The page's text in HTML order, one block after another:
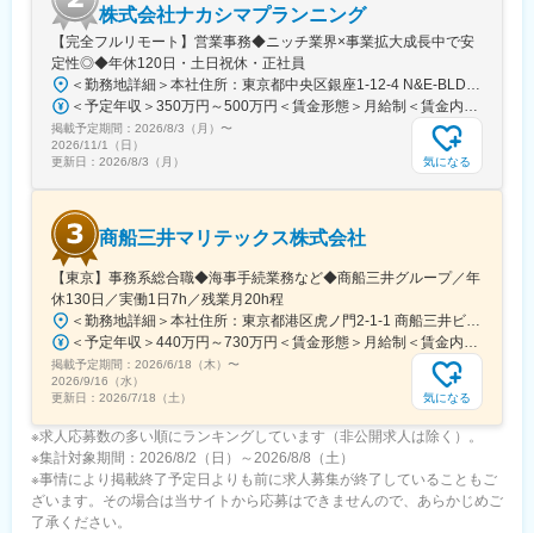
の居住が不要となり、認定期間中、在宅勤務を基本として日本国
内で居住地選択が可能となる制度です。なお、所属オフィス圏内
の在住者、海外からのリモートワークは制度対象外です。
変更の範囲：会社の定める業務
株式会社ナカシマプランニング
【完全フルリモート】営業事務◆ニッチ業界×事業拡大成長中で安
定性◎◆年休120日・土日祝休・正社員
＜勤務地詳細＞本社住所：東京都中央区銀座1-12-4 N&E-BLD.7階受動喫煙対策：屋内全面禁煙変更の範囲：会社の定める事業所
＜予定年収＞350万円～500万円＜賃金形態＞月給制＜賃金内訳＞月額（基本給）：220,000円～270,000円＜月給＞220,000円～270,000円＜昇給有無＞有＜残業手当＞有＜給与補足＞■賞与：あり■昇給：あり賃金はあくまでも目安の金額であり、選考を通じて上下する可能性があります。月給(月額)は固定手当を含めた表記です。
掲載予定期間： 2026/8/3（月） 〜
2026/11/1（日）
更新日： 2026/8/3（月） 気になる
商船三井マリテックス株式会社
【東京】事務系総合職◆海事手続業務など◆商船三井グループ／年
休130日／実働1日7h／残業月20h程
＜勤務地詳細＞本社住所：東京都港区虎ノ門2-1-1 商船三井ビル勤務地最寄駅：東京メトロ銀座線／虎ノ門駅受動喫煙対策：屋内全面禁煙変更の範囲：会社の定める事業所
＜予定年収＞440万円～730万円＜賃金形態＞月給制＜賃金内訳＞月額（基本給）：291,800円～487,000円＜月給＞291,800円～487,000円＜昇給有無＞有＜残業手当＞有＜給与補足＞※上記想定年収には賞与3ヶ月分を含みます。金額は目安の金額であり、これまでのご経験・スキル・現年収等を総合的に考慮し決定いたします。■昇給：年1回■賞与：3ヶ月分（前年度実績）賃金はあくまでも目安の金額であり、選考を通じて上下する可能性があります。月給(月額)は固定手当を含めた表記です。
掲載予定期間： 2026/6/18（木） 〜
2026/9/16（水）
更新日： 2026/7/18（土） 気になる
※求人応募数の多い順にランキングしています（非公開求人は除く）。
※集計対象期間：2026/8/2（日）～2026/8/8（土）
※事情により掲載終了予定日よりも前に求人募集が終了していることもご
ざいます。その場合は当サイトから応募はできませんので、あらかじめご
了承ください。